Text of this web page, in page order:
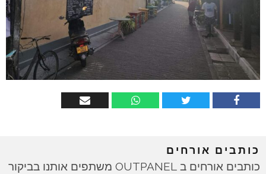
כותבים אורחים
כותבים אורחים ב OUTPANEL משתפים אותנו בביקור